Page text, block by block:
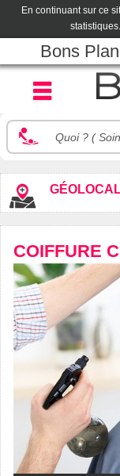
En continuant sur ce
statistiques.
Bons
COIFFURE